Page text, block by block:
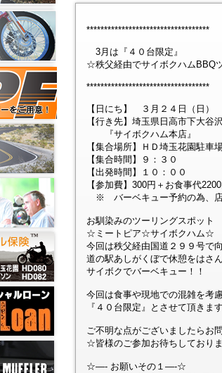
***********************************
3月は『４０台限定』
☆秩父経由でサイボクハムBBQ
***********************************
【日にち】 ３月２４日（日）
【行き先】埼玉県日高市下大谷
『サイボクハム本店』
【集合場所】ＨＤ埼玉花園駐車
【集合時間】９：３０
【出発時間】１０：００
【参加費】300円＋お食事代
※ バーベキュー予約の為、店
お馴染みのツーリングスポット
☆ミートピア☆サイボクハム☆
今回は秩父経由国道２９９号で
道の駅あしがくぼで休憩をはさ
サイボクでバーベキュー！！
今回は食事や現地での混雑を考
『４０台限定』とさせて頂きます
ご不明な点がございましたらお
☆皆様のご参加お待ちしており
☆—- お願いその１—-☆